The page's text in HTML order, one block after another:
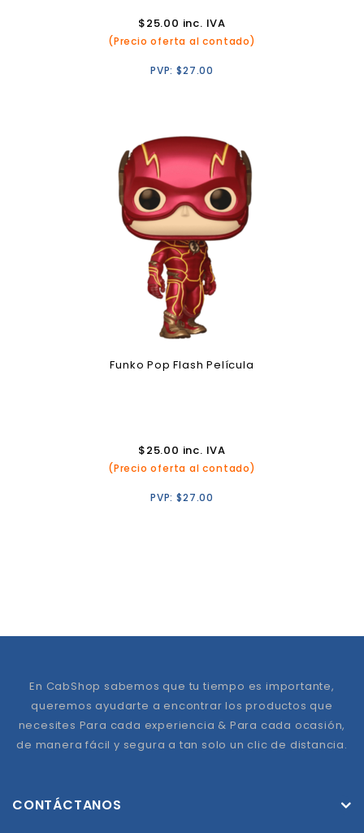
$25.00 inc. IVA
(Precio oferta al contado)
PVP:$27.00
Funko Pop Flash Película
$25.00 inc. IVA
(Precio oferta al contado)
PVP:$27.00
En CabShop sabemos que tu tiempo es importante,
queremos ayudarte a encontrar los productos que
necesites Para cada experiencia & Para cada ocasión,
de manera fácil y segura a tan solo un clic de distancia.
CONTÁCTANOS